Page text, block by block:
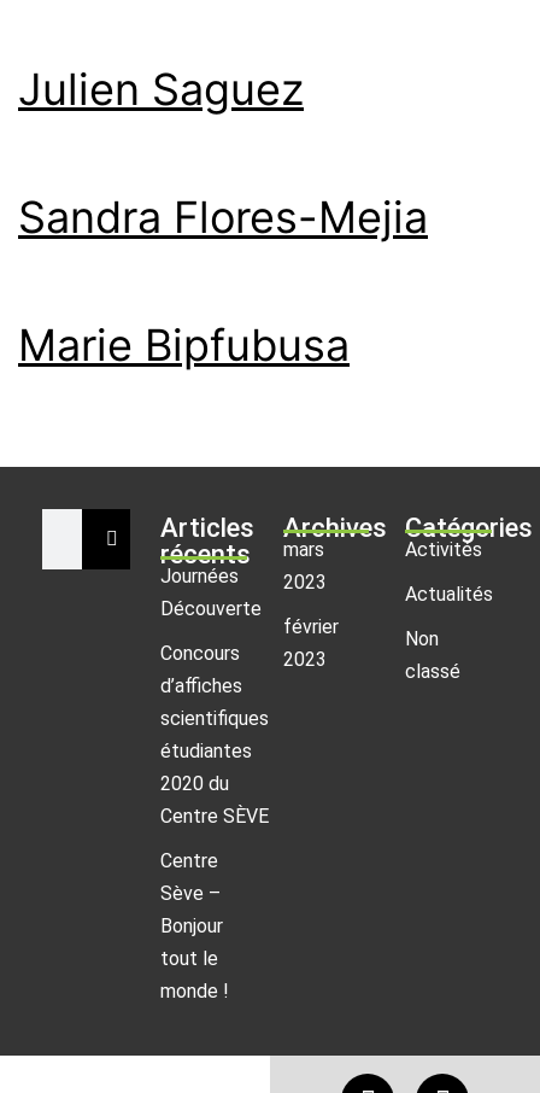
Julien Saguez
Sandra Flores-Mejia
Marie Bipfubusa
Articles
récents
Journées
Découverte
Concours
d’affiches
scientifiques
étudiantes
2020 du
Centre SÈVE
Centre
Sève –
Bonjour
tout le
monde !
Archives
mars
2023
février
2023
Catégories
Activités
Actualités
Non
classé